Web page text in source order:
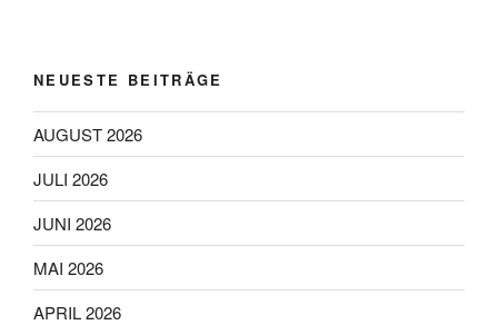
NEUESTE BEITRÄGE
AUGUST 2026
JULI 2026
JUNI 2026
MAI 2026
APRIL 2026